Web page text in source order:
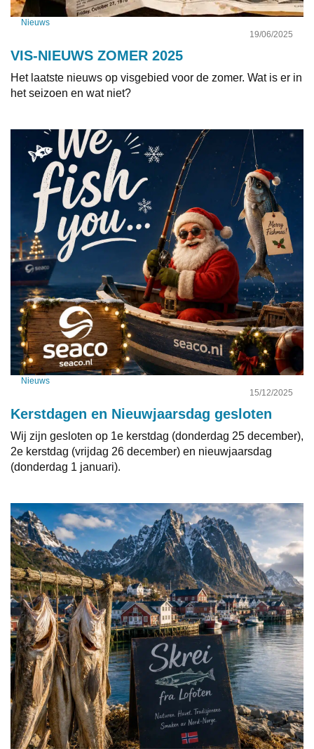
Nieuws
19/06/2025
VIS-NIEUWS ZOMER 2025
Het laatste nieuws op visgebied voor de zomer. Wat is er in
het seizoen en wat niet?
Nieuws
15/12/2025
Kerstdagen en Nieuwjaarsdag gesloten
Wij zijn gesloten op 1e kerstdag (donderdag 25 december),
2e kerstdag (vrijdag 26 december) en nieuwjaarsdag
(donderdag 1 januari).